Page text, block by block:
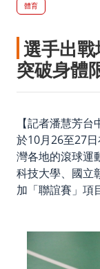
體育
選手出
突破身體
【記者潘慧芳
於10月26至27
灣各地的滾球運
科技大學、國立
加「聯誼賽」項